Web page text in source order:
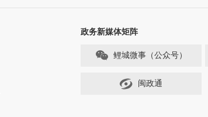
政务新媒体矩阵
鲤城微事（公众号）
闽政通